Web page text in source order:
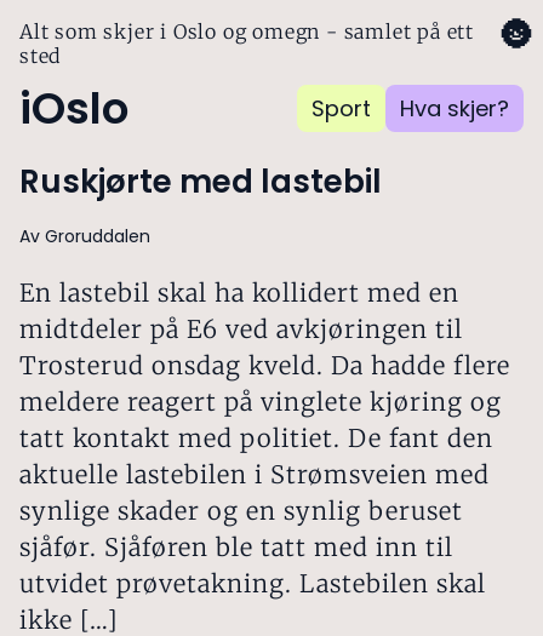
Alt som skjer i Oslo og omegn - samlet på ett
sted
iOslo Sport Hva skjer?
🌚
Ruskjørte med lastebil
Av Groruddalen
En lastebil skal ha kollidert med en
midtdeler på E6 ved avkjøringen til
Trosterud onsdag kveld. Da hadde flere
meldere reagert på vinglete kjøring og
tatt kontakt med politiet. De fant den
aktuelle lastebilen i Strømsveien med
synlige skader og en synlig beruset
sjåfør. Sjåføren ble tatt med inn til
utvidet prøvetakning. Lastebilen skal
ikke […]